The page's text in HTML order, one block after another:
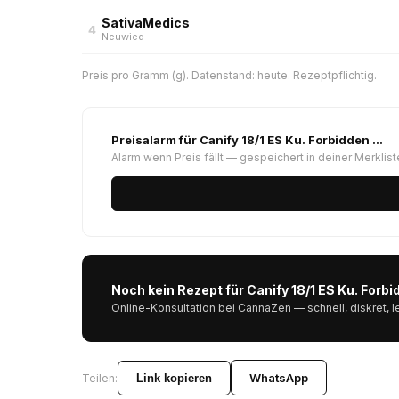
4 SativaMedics
Neuwied
Preis pro Gramm (g). Datenstand: heute. Rezeptpflichtig.
Preisalarm für Canify 18/1 ES Ku. Forbidden …
Alarm wenn Preis fällt — gespeichert in deiner
Noch kein Rezept für Canify 18/1 ES Ku.
Online-Konsultation bei CannaZen — schnell, diskret,
Teilen: Link kopieren WhatsApp